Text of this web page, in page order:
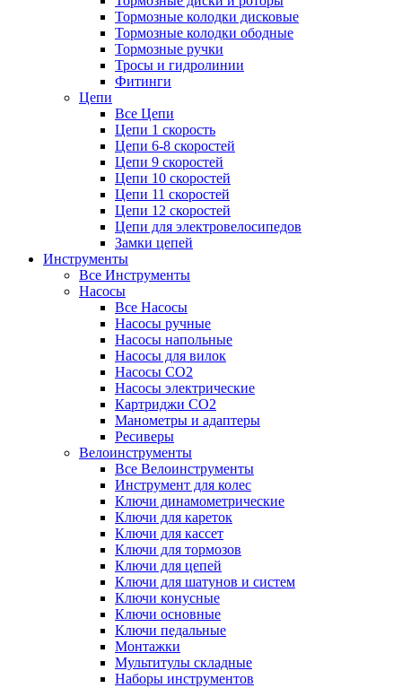
Тормозные колодки дисковые
Тормозные колодки ободные
Тормозные ручки
Тросы и гидролинии
Фитинги
Цепи
Все Цепи
Цепи 1 скорость
Цепи 6-8 скоростей
Цепи 9 скоростей
Цепи 10 скоростей
Цепи 11 скоростей
Цепи 12 скоростей
Цепи для электровелосипедов
Замки цепей
Инструменты
Все Инструменты
Насосы
Все Насосы
Насосы ручные
Насосы напольные
Насосы для вилок
Насосы CO2
Насосы электрические
Картриджи CO2
Манометры и адаптеры
Ресиверы
Велоинструменты
Все Велоинструменты
Инструмент для колес
Ключи динамометрические
Ключи для кареток
Ключи для кассет
Ключи для тормозов
Ключи для цепей
Ключи для шатунов и систем
Ключи конусные
Ключи основные
Ключи педальные
Монтажки
Мультитулы складные
Наборы инструментов